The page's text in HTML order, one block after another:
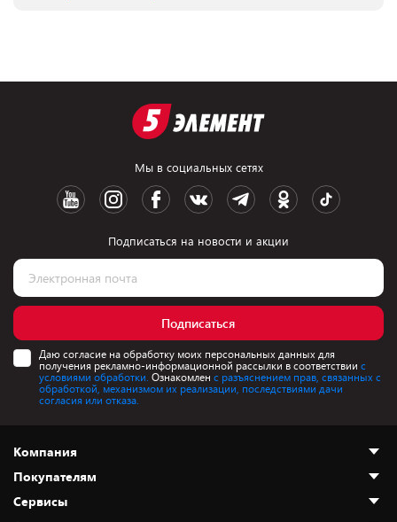
Мы в социальных сетях
Подписаться на новости и акции
Подписаться
Даю согласие на обработку моих персональных данных для
получения рекламно-информационной рассылки в соответствии с
условиями обработки. Ознакомлен с разъяснением прав, связанных с
обработкой, механизмом их реализации, последствиями дачи
согласия или отказа.
Компания
О нас
Адреса магазинов
Покупателям
Как сделать заказ
Сервисы